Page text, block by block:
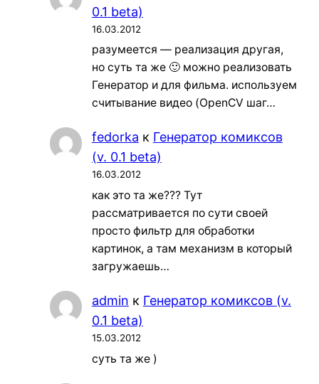
0.1 beta)
16.03.2012
разумеется — реализация другая,
но суть та же 🙂 можно реализовать
Генератор и для фильма. используем
считывание видео (OpenCV шаг…
fedorka к Генератор комиксов
(v. 0.1 beta)
16.03.2012
как это та же??? Тут
рассматривается по сути своей
просто фильтр для обработки
картинок, а там механизм в который
загружаешь…
admin к Генератор комиксов (v.
0.1 beta)
15.03.2012
суть та же )